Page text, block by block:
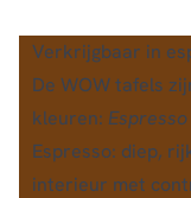
Verkrijgbaar in
De WOW tafels
kleuren: Espresso
Espresso: diep,
interieur met